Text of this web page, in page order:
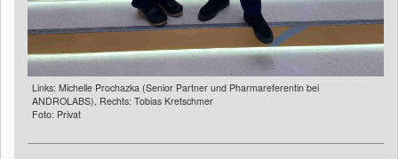
Links: Michelle Prochazka (Senior Partner und Pharmareferentin bei
ANDROLABS), Rechts: Tobias Kretschmer
Foto: Privat